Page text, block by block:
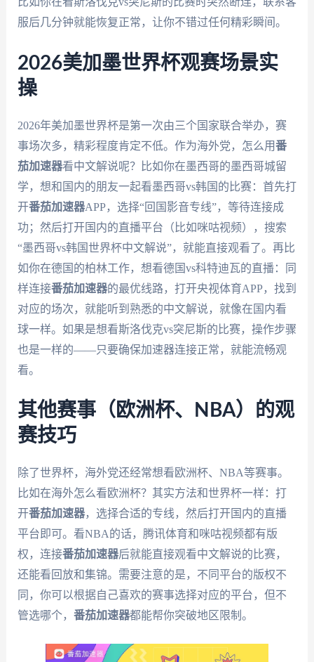
服后几分钟就能恢复正常，让你不错过任何精彩瞬间。
2026美加墨世界杯观赛场景实
操
2026年美加墨世界杯是第一次由三个国家联合举办，赛
事场次多，精彩程度肯定不低。作为海外党，怎么用番
茄加速器看中文解说呢？比如你在墨西哥的墨西哥城留
学，想和国内的朋友一起看墨西哥vs韩国的比赛：首先打
开番茄加速器APP，选择“回国影音专线”，等待连接成
功；然后打开国内的直播平台（比如咪咕视频），搜索
“墨西哥vs韩国世界杯中文解说”，就能直接观看了。再比
如你在德国的柏林工作，想看德国vs科特迪瓦的直播：同
样连接番茄加速器的最优线路，打开央视体育APP，找到
对应的场次，就能听到熟悉的中文解说，就像在国内看
球一样。如果是想看斯洛伐克vs突尼斯的比赛，操作步骤
也是一样的——只要确保加速器连接正常，就能流畅观
看。
其他赛事（欧洲杯、NBA）的观
赛技巧
除了世界杯，海外党还经常想看欧洲杯、NBA等赛事。
比如在海外怎么看欧洲杯？其实方法和世界杯一样：打
开番茄加速器，选择合适的专线，然后打开国内的直播
平台即可。看NBA的话，腾讯体育和咪咕视频都有版
权，连接番茄加速器后就能直接观看中文解说的比赛，
还能看回放和集锦。需要注意的是，不同平台的版权不
同，你可以根据自己喜欢的赛事选择对应的平台，但不
管选哪个， 番茄加速器都能帮你突破地区限制。